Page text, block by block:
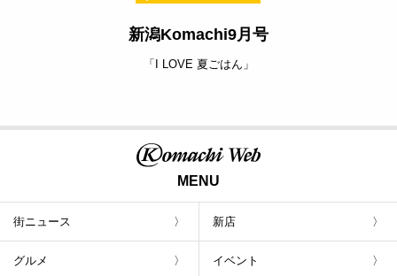
新潟Komachi9月号
「I LOVE 夏ごはん」
MENU
街ニュース 新店
グルメ イベント